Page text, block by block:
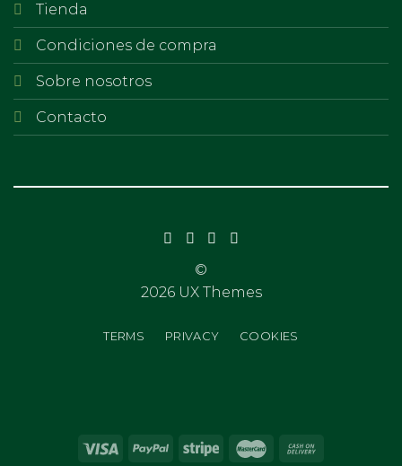
Tienda
Condiciones de compra
Sobre nosotros
Contacto
©
2026 UX Themes
TERMS PRIVACY COOKIES